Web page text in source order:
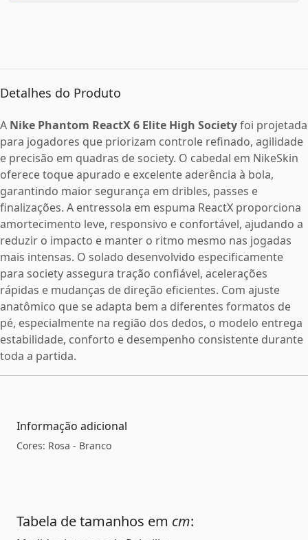
Detalhes do Produto
A Nike Phantom ReactX 6 Elite High Societyfoi projetada
para jogadores que priorizam controle refinado, agilidade
e precisão em quadras de society. O cabedal em NikeSkin
oferece toque apurado e excelente aderência à bola,
garantindo maior segurança em dribles, passes e
finalizações. A entressola em espuma ReactX proporciona
amortecimento leve, responsivo e confortável, ajudando a
reduzir o impacto e manter o ritmo mesmo nas jogadas
mais intensas. O solado desenvolvido especificamente
para society assegura tração confiável, acelerações
rápidas e mudanças de direção eficientes. Com ajuste
anatômico que se adapta bem a diferentes formatos de
pé, especialmente na região dos dedos, o modelo entrega
estabilidade, conforto e desempenho consistente durante
toda a partida.
Informação adicional
Cores: Rosa - Branco
Tabela de tamanhos em cm: